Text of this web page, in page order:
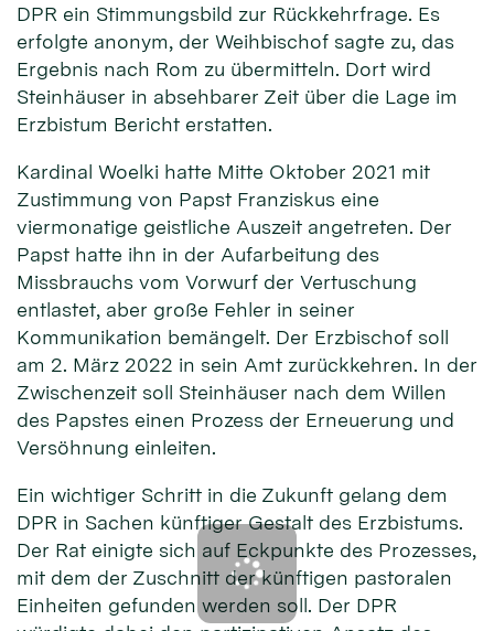
DPR ein Stimmungsbild zur Rückkehrfrage. Es
erfolgte anonym, der Weihbischof sagte zu, das
Ergebnis nach Rom zu übermitteln. Dort wird
Steinhäuser in absehbarer Zeit über die Lage im
Erzbistum Bericht erstatten.
Kardinal Woelki hatte Mitte Oktober 2021 mit
Zustimmung von Papst Franziskus eine
viermonatige geistliche Auszeit angetreten. Der
Papst hatte ihn in der Aufarbeitung des
Missbrauchs vom Vorwurf der Vertuschung
entlastet, aber große Fehler in seiner
Kommunikation bemängelt. Der Erzbischof soll
am 2. März 2022 in sein Amt zurückkehren. In der
Zwischenzeit soll Steinhäuser nach dem Willen
des Papstes einen Prozess der Erneuerung und
Versöhnung einleiten.
Ein wichtiger Schritt in die Zukunft gelang dem
DPR in Sachen künftiger Gestalt des Erzbistums.
Der Rat einigte sich auf Eckpunkte des Prozesses,
mit dem der Zuschnitt der künftigen pastoralen
Einheiten gefunden werden soll. Der DPR